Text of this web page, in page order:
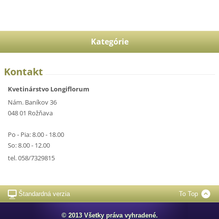
Kategórie
Kontakt
Kvetinárstvo Longiflorum
Nám. Baníkov 36
048 01 Rožňava
Po - Pia: 8.00 - 18.00
So: 8.00 - 12.00
tel. 058/7329815
Štandardná verzia To Top
© 2013 Všetky práva vyhradené.